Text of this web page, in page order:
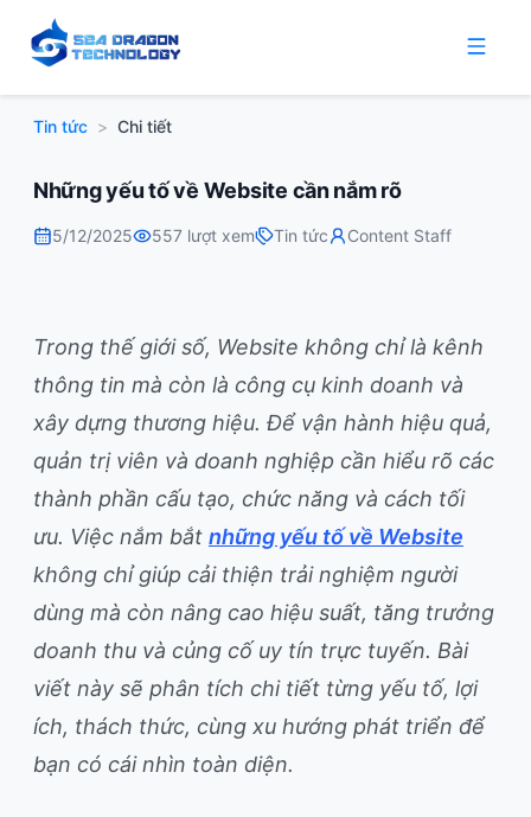
Tin tức > Chi tiết
Những yếu tố về Website cần nắm rõ
5/12/2025 557 lượt xem Tin tức Content Staff
Trong thế giới số, Website không chỉ là kênh
thông tin mà còn là công cụ kinh doanh và
xây dựng thương hiệu. Để vận hành hiệu quả,
quản trị viên và doanh nghiệp cần hiểu rõ các
thành phần cấu tạo, chức năng và cách tối
ưu. Việc nắm bắt những yếu tố về Website
không chỉ giúp cải thiện trải nghiệm người
dùng mà còn nâng cao hiệu suất, tăng trưởng
doanh thu và củng cố uy tín trực tuyến. Bài
viết này sẽ phân tích chi tiết từng yếu tố, lợi
ích, thách thức, cùng xu hướng phát triển để
bạn có cái nhìn toàn diện.